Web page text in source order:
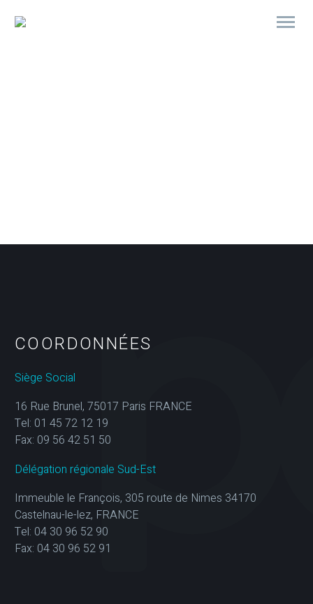
COORDONNÉES
Siège Social
16 Rue Brunel, 75017 Paris FRANCE
Tel: 01 45 72 12 19
Fax: 09 56 42 51 50
Délégation régionale Sud-Est
Immeuble le François, 305 route de Nimes 34170
Castelnau-le-lez, FRANCE
Tel: 04 30 96 52 90
Fax: 04 30 96 52 91